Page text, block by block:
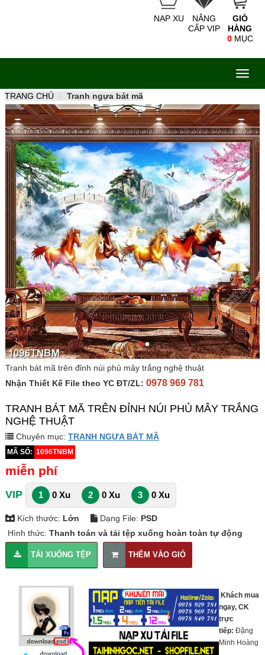
GIỎ
HÀNG
0MỤC
NÂNG
CẤP VIP
NẠP XU
TRANG CHỦ
Tranh ngựa bát mã
Tranh bát mã trên đỉnh núi phủ mây trắng nghệ thuật
Nhận Thiết Kế File theo YC ĐT/ZL: 0978 969 781
TRANH BÁT MÃ TRÊN ĐỈNH NÚI PHỦ MÂY TRẮNG
NGHỆ THUẬT
Chuyên mục: TRANH NGỰA BÁT MÃ
MÃ SỐ: 1096TNBM
miễn phí
VIP 1 0 Xu 2 0 Xu 3 0 Xu
Kích thước: Lớn Dạng File: PSD
Hình thức: Thanh toán và tải tệp xuống hoàn toàn tự động
TẢI XUỐNG TỆP THÊM VÀO GIỎ
Khách mua
ngay, CK
trực
tiếp:Đặng
Minh Hoàng